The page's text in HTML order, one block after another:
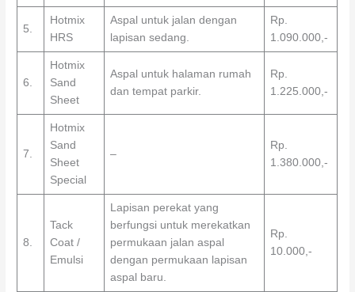
5.
Hotmix
HRS
Aspal untuk jalan dengan
lapisan sedang.
Rp.
1.090.000,-
6.
Hotmix
Sand
Sheet
Aspal untuk halaman rumah
dan tempat parkir.
Rp.
1.225.000,-
7.
Hotmix
Sand
Sheet
Special
–
Rp.
1.380.000,-
8.
Tack
Coat /
Emulsi
Lapisan perekat yang
berfungsi untuk merekatkan
permukaan jalan aspal
dengan permukaan lapisan
aspal baru.
Rp.
10.000,-